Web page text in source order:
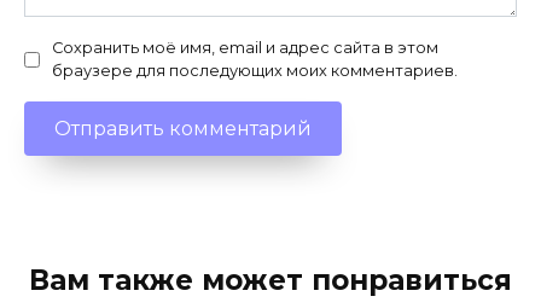
Сохранить моё имя, email и адрес сайта в этом
браузере для последующих моих комментариев.
Вам также может понравиться